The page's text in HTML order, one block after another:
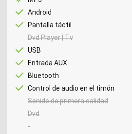
Android
Pantalla táctil
Dvd Player | Tv
USB
Entrada AUX
Bluetooth
Control de audio en el timón
Sonido de primera calidad
Dvd
-